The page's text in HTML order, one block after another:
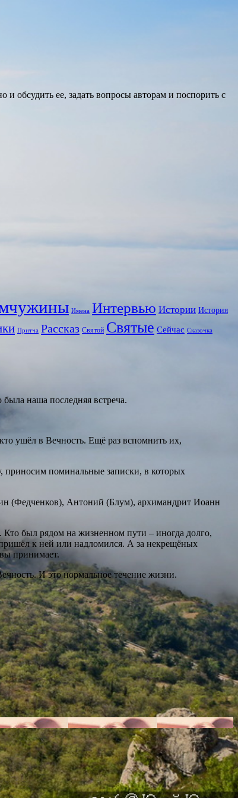
обсудить ее, задать вопросы авторам и поспорить с
Имена Интервью Истории История
Притча Рассказ Святой Святые Сейчас Сказочка
наша последняя встреча.
ушёл в Вечность. Ещё раз вспомнить их,
поминальные записки, в которых
(Федченков), Антоний (Блум), архимандрит Иоанн
Кто был рядом на жизненном пути – иногда долго,
к ней или надломился. А за некрещёных
принимает.
И это нормальное течение жизни.